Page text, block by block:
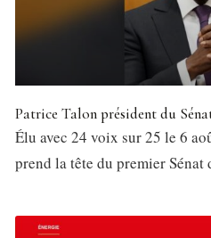
Patrice Talon président du
Élu avec 24 voix sur 25 le 6
prend la tête du premier Sénat